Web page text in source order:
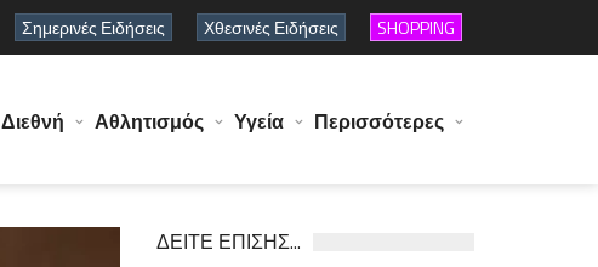
Σημερινές Ειδήσεις Χθεσινές Ειδήσεις SHOPPING
Διεθνή Αθλητισμός Υγεία Περισσότερες
ΔΕΙΤΕ ΕΠΙΣΗΣ...